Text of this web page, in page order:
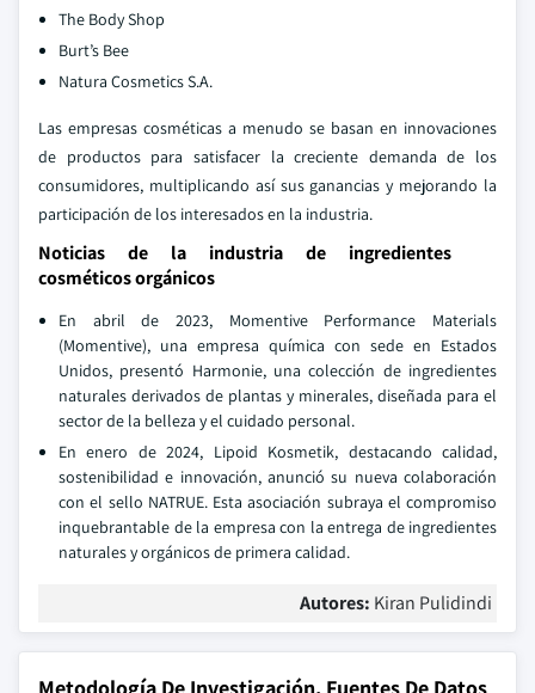
The Body Shop
Burt’s Bee
Natura Cosmetics S.A.
Las empresas cosméticas a menudo se basan en innovaciones
de productos para satisfacer la creciente demanda de los
consumidores, multiplicando así sus ganancias y mejorando la
participación de los interesados en la industria.
Noticias de la industria de ingredientes
cosméticos orgánicos
En abril de 2023, Momentive Performance Materials
(Momentive), una empresa química con sede en Estados
Unidos, presentó Harmonie, una colección de ingredientes
naturales derivados de plantas y minerales, diseñada para el
sector de la belleza y el cuidado personal.
En enero de 2024, Lipoid Kosmetik, destacando calidad,
sostenibilidad e innovación, anunció su nueva colaboración
con el sello NATRUE. Esta asociación subraya el compromiso
inquebrantable de la empresa con la entrega de ingredientes
naturales y orgánicos de primera calidad.
Autores: Kiran Pulidindi